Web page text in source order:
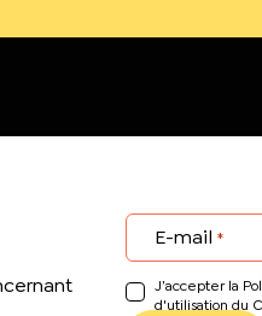
E-mail *
J’accepter la
d'utilisation du